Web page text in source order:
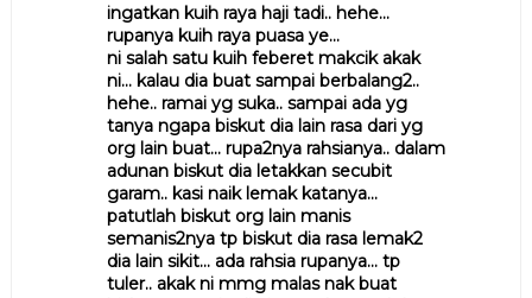
ingatkan kuih raya haji tadi.. hehe...
rupanya kuih raya puasa ye...
ni salah satu kuih feberet makcik akak
ni... kalau dia buat sampai berbalang2..
hehe.. ramai yg suka.. sampai ada yg
tanya ngapa biskut dia lain rasa dari yg
org lain buat... rupa2nya rahsianya.. dalam
adunan biskut dia letakkan secubit
garam.. kasi naik lemak katanya...
patutlah biskut org lain manis
semanis2nya tp biskut dia rasa lemak2
dia lain sikit... ada rahsia rupanya... tp
tuler.. akak ni mmg malas nak buat